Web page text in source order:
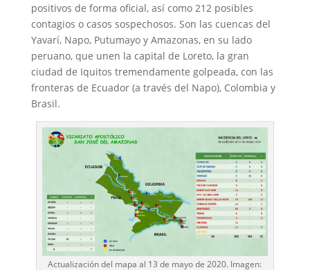
positivos de forma oficial, así como 212 posibles
contagios o casos sospechosos. Son las cuencas del
Yavarí, Napo, Putumayo y Amazonas, en su lado
peruano, que unen la capital de Loreto, la gran
ciudad de Iquitos tremendamente golpeada, con las
fronteras de Ecuador (a través del Napo), Colombia y
Brasil.
Actualización del mapa al 13 de mayo de 2020. Imagen: